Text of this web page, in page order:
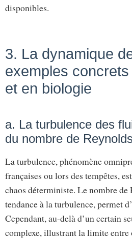
disponibles.
3. La dynamique
exemples
et en biologie
a. La turbulence des
du nombre de
La turbulence, phénomène
françaises ou lors des tempêtes,
chaos déterministe. Le nombre
tendance à la turbulence, permet
Cependant, au-delà d’un certain
complexe, illustrant la limite entre